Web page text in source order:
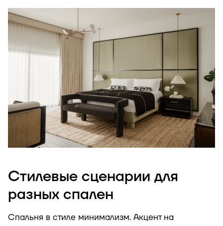
Стилевые сценарии для
разных спален
Спальня в стиле минимализм. Акцент на